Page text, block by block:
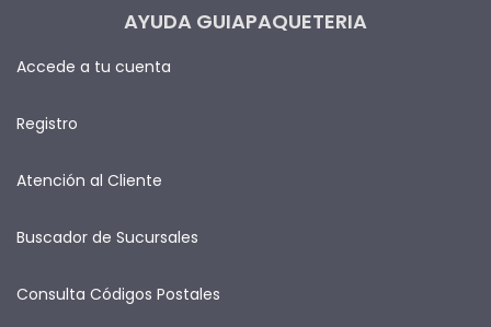
AYUDA GUIAPAQUETERIA
Accede a tu cuenta
Registro
Atención al Cliente
Buscador de Sucursales
Consulta Códigos Postales